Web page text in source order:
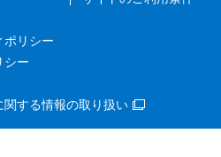
ポリシー
シー
する情報の取り扱い